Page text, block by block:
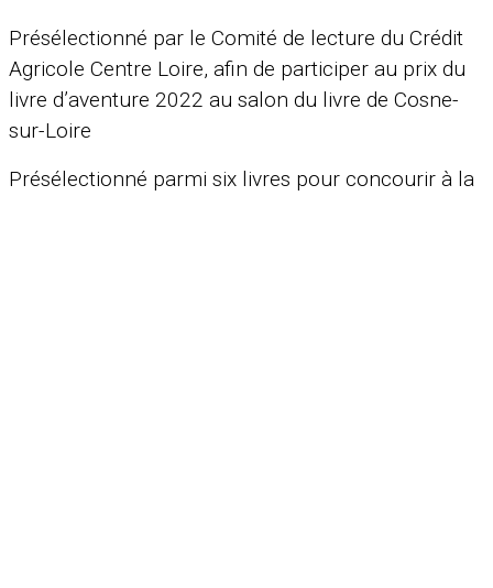
Présélectionné par le Comité de lecture du Crédit
Agricole Centre Loire, afin de participer au prix du
livre d’aventure 2022 au salon du livre de Cosne-
sur-Loire
Présélectionné parmi six livres pour concourir à la